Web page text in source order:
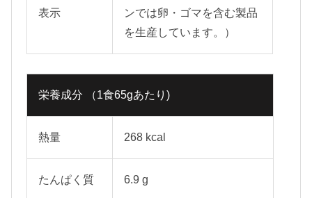
表示
ンでは卵・ゴマを含む製品
を生産しています。）
栄養成分 （1食65gあたり)
熱量 268 kcal
たんぱく質 6.9 g